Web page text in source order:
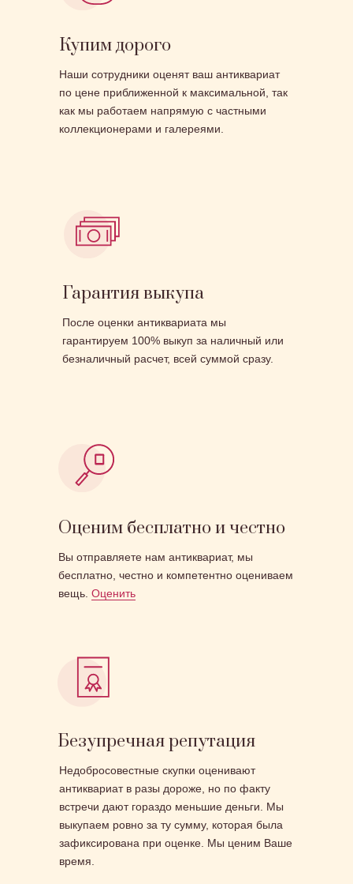
Купим дорого
Наши сотрудники оценят ваш антиквариат
по цене приближенной к максимальной, так
как мы работаем напрямую с частными
коллекционерами и галереями.
Гарантия выкупа
Безупречная репутация
После оценки антиквариата мы
гарантируем 100% выкуп за наличный или
безналичный расчет, всей суммой сразу.
Недобросовестные скупки оценивают
антиквариат в разы дороже, но по факту
встречи дают гораздо меньшие деньги. Мы
выкупаем ровно за ту сумму, которая была
зафиксирована при оценке. Мы ценим Ваше
время.
Оценим бесплатно и честно
Вы отправляете нам антиквариат, мы
бесплатно, честно и компетентно оцениваем
вещь. Оценить